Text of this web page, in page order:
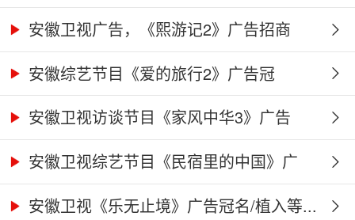
安徽卫视广告，《熙游记2》广告招商
合...安徽综艺节目《爱的旅行2》广告冠
名、...
安徽卫视访谈节目《家风中华3》广告
合...安徽卫视综艺节目《民宿里的中国》广
告...安徽卫视《乐无止境》广告冠名/植入等...